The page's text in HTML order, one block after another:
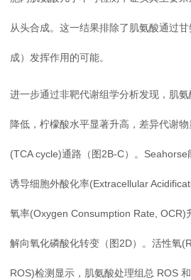
从头合成。这一结果排除了肌氨酸通过
成）发挥作用的可能。
进一步通过非靶代谢组学分析发现，肌
降低，柠檬酸水平显著升高，差异代谢
(TCA cycle)通路（图2B-C）。
诱导细胞外酸化率(Extracellular
氧率(Oxygen Consumption Rate, OCR)
解向氧化磷酸化转变（图2D）。活性氧
ROS)检测显示，肌氨酸处理组总 ROS